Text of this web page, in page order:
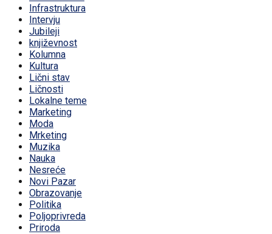
Infrastruktura
Intervju
Jubileji
književnost
Kolumna
Kultura
Lični stav
Ličnosti
Lokalne teme
Marketing
Moda
Mrketing
Muzika
Nauka
Nesreće
Novi Pazar
Obrazovanje
Politika
Poljoprivreda
Priroda